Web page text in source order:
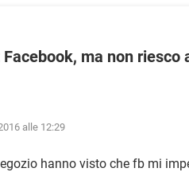
ma non riesco
alle 12:29
hanno visto che fb mi